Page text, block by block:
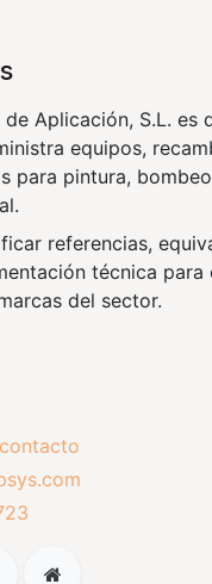
de Aplicación, S.L. es
equipos,
para pintura,
referencias,
técnica para
del sector.